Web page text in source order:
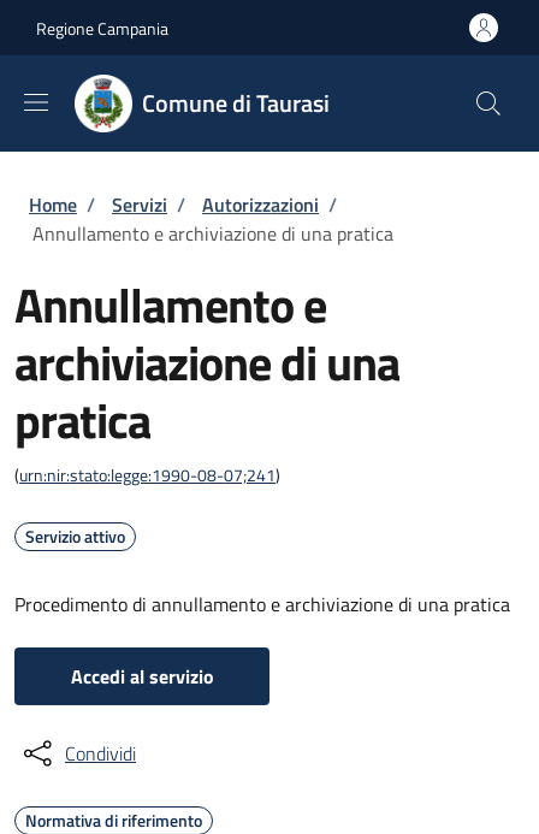
Regione Campania
Comune di Taurasi
Briciole di pane
Home / Servizi / Autorizzazioni /
Annullamento e archiviazione di una pratica
Annullamento e
archiviazione di una
pratica
(urn:nir:stato:legge:1990-08-07;241)
Servizio attivo
Procedimento di annullamento e archiviazione di una pratica
Accedi al servizio
Condividi
Normativa di riferimento